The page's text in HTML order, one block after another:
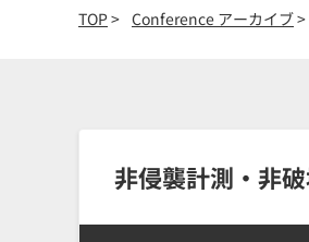
TOP> Conference アーカイブ>
非侵襲計測・非